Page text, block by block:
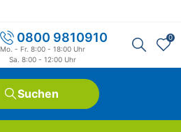
0800 9810910
Mo. - Fr. 8:00 - 18:00 Uhr
Sa. 8:00 - 12:00 Uhr
0
Suchen